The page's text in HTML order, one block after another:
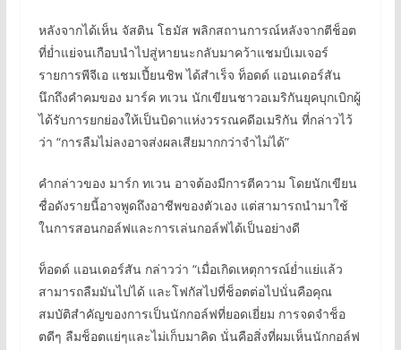
หลังจากได้เห็น จัสติน โธมัส พลิกสถานการณ์หลังจากตีช็อต
ที่ย่ำแย่จนเกือบนำไปสู่หายนะกลับมาคว้าแชมป์เมเจอร์
รายการพีจีเอ แชมเปี้ยนชิพ ได้สำเร็จ ท็อดด์ แอนเดอร์สัน
นึกถึงคำคมของ มาร์ค ทเวน นักเขียนชาวอเมริกันยุคบุกเบิกผู้
ได้รับการยกย่องให้เป็นบิดาแห่งวรรณคดีอเมริกัน ที่กล่าวไว้
ว่า “การลืมไม่ลงอาจส่งผลเสียมากกว่าจำไม่ได้”
คำกล่าวของ มาร์ก ทเวน อาจต้องมีการตีความ โดยนักเขียน
ชื่อดังรายนี้อาจพูดถึงอาชีพของตัวเอง แต่สามารถนำมาใช้
ในการสอนกอล์ฟและการเล่นกอล์ฟได้เป็นอย่างดี
ท็อดด์ แอนเดอร์สัน กล่าวว่า “เมื่อเกิดเหตุการณ์ย่ำแย่แล้ว
สามารถลืมมันไปได้ และโฟกัสไปที่ช็อตต่อไปนั่นคือคุณ
สมบัติสําคัญของการเป็นนักกอล์ฟที่ยอดเยี่ยม การจดจําช็อ
ตดีๆ ลืมช็อตแย่ๆและไม่เก็บมาคิด นั่นคือสิ่งที่ผมเห็นนักกอล์ฟ